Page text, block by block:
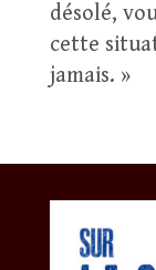
désolé,
cette
jamais. »